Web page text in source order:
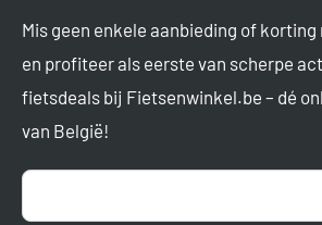
Vragen? Mail ons op
Tormino B.V.
Pletterij 35 F
2211 JT Noordwijkerhout
Nederland
Ruilen en retourneren
Garantie
Mis geen enkele aanbieding of
en profiteer als eerste van scherpe
fietsdeals bij Fietsenwinkel.be – dé
van België!